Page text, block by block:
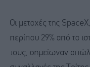
Οι μετοχές της
περίπου 29% από το
τους, σημείωναν